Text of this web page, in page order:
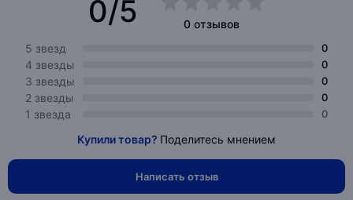
0/5
0 отзывов
5 звезд
0
4 звезды 0
3 звезды 0
2 звезды 0
1 звезда 0
Купили товар? Поделитесь мнением
Написать отзыв